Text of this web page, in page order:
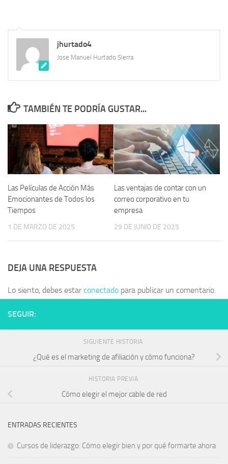
jhurtado4
Jose Manuel Hurtado Sierra
TAMBIÉN TE PODRÍA GUSTAR...
Las Películas de Acción Más
Emocionantes de Todos los
Tiempos
1 DE MARZO DE 2025
Las ventajas de contar con un
correo corporativo en tu
empresa
29 DE JUNIO DE 2025
DEJA UNA RESPUESTA
Lo siento, debes estarconectado para publicar un comentario.
SEGUIR:
SIGUIENTE HISTORIA
¿Qué es el marketing de afiliación y cómo funciona?
HISTORIA PREVIA
Cómo elegir el mejor cable de red
ENTRADAS RECIENTES
Cursos de liderazgo: Cómo elegir bien y por qué formarte ahora